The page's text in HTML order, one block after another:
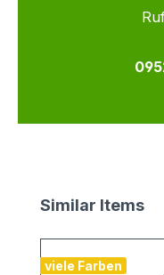
Produktgalerie
Similar Items
viele Farben